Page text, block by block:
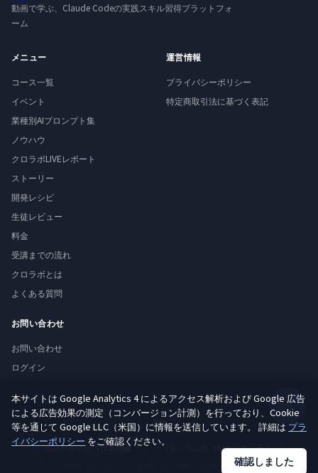
動画で学ぶ、Claude Codeの実践スキル習得プラットフォ
ーム
メニュー
コース一覧
イベント
業種別AIプロンプト集
ノウハウ
クロラボLIVEレポート
ストーリー
開発レシピ
生徒レビュー
料金
受講までの流れ
クロラボとは
よくある質問
運営情報
プライバシーポリシー
特定商取引法に基づく表記
お問い合わせ
お問い合わせ
ログイン
累計利用者数 112名突破 カリキュラム数 104カリキュラム
© 2026 クロラボ — Support Lounge. All rights reserved.
本サイトは Google Analytics 4 によるアクセス解析および Google 広告
による広告効果の測定（コンバージョン計測）を行っており、Cookie
等を通じて Google LLC（米国）に情報を送信しています。 詳細は プラ
イバシーポリシー をご確認ください。
確認しました